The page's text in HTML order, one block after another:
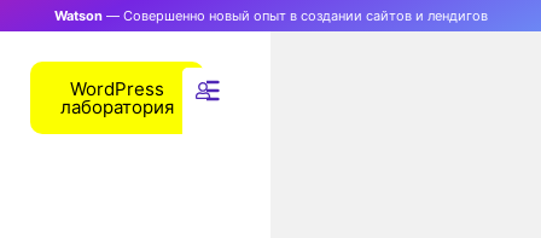
Watson— Совершенно новый опыт в создании сайтов и лендигов
WordPress
лаборатория